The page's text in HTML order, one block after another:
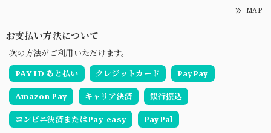
MAP
お支払い方法について
次の方法がご利用いただけます。
PAY ID あと払い
クレジットカード PayPay
Amazon Pay キャリア決済 銀行振込
コンビニ決済またはPay-easy PayPal